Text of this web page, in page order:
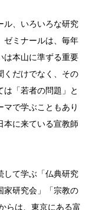
ル、いろいろな研究
ゼミナールは、毎年
は本山に準ずる重要
くだけでなく、その
「若者の問題」と
で学ぶこともあり
本に来ている宣教師
して学ぶ「仏典研究
家研究会」「宗教の
らは、東京にある富